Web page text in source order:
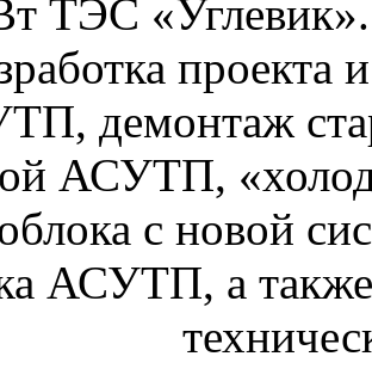
ТЭС «Углевик».
проекта
демонтаж
АСУТП,
с новой
АСУТП, а